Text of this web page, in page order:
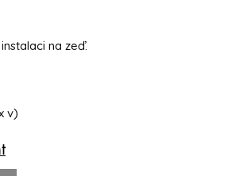
na zeď.
v)